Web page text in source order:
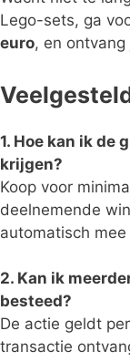
Lego-sets, ga
euro, en ontvang
1. Hoe kan ik de
krijgen?
Koop voor
deelnemende
automatisch
2. Kan ik
besteed?
De actie geldt
transactie